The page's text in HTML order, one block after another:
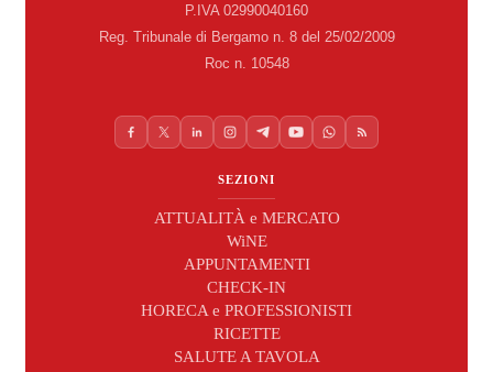
P.IVA 02990040160
Reg. Tribunale di Bergamo n. 8 del 25/02/2009
Roc n. 10548
SEZIONI
ATTUALITÀ e MERCATO
WiNE
APPUNTAMENTI
CHECK-IN
HORECA e PROFESSIONISTI
RICETTE
SALUTE A TAVOLA